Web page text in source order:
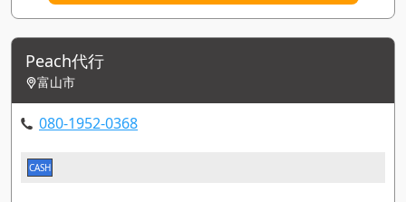
Peach代行
富山市
080-1952-0368
CASH